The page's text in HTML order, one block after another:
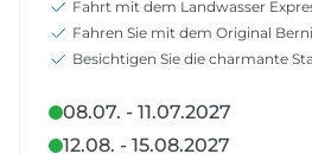
Fahrt mit dem Landwasser
Fahren Sie mit dem Original
Besichtigen Sie die charmante
08.07. - 11.07.2027
12.08. - 15.08.2027